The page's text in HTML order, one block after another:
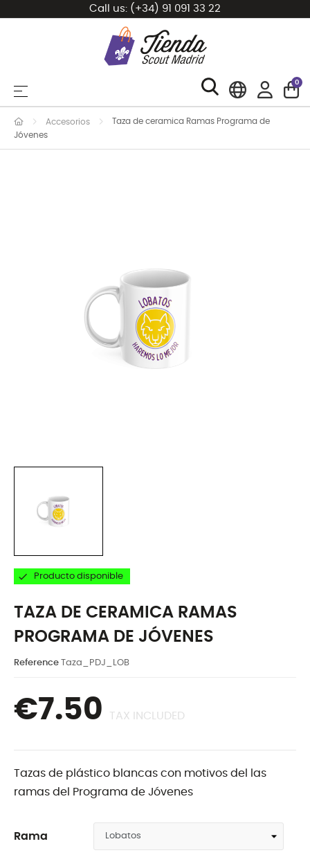
Call us: (+34) 91 091 33 22
0
Toggle navigation
☰
Accesorios
Taza de ceramica Ramas Programa de
Jóvenes
 Producto disponible
TAZA DE CERAMICA RAMAS
PROGRAMA DE JÓVENES
Reference Taza_PDJ_LOB
€7.50 TAX INCLUDED
Tazas de plástico blancas con motivos del las
ramas del Programa de Jóvenes
Rama